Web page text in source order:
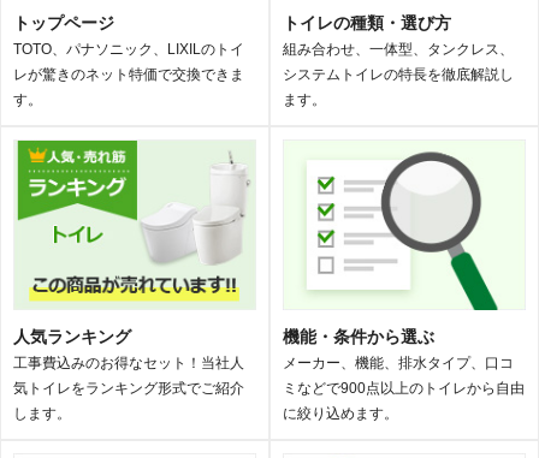
トップページ
TOTO、パナソニック、LIXILのトイ
レが驚きのネット特価で交換できま
す。
トイレの種類・選び方
組み合わせ、一体型、タンクレス、
システムトイレの特長を徹底解説し
ます。
人気ランキング
工事費込みのお得なセット！当社人
気トイレをランキング形式でご紹介
します。
機能・条件から選ぶ
メーカー、機能、排水タイプ、口コ
ミなどで900点以上のトイレから自由
に絞り込めます。